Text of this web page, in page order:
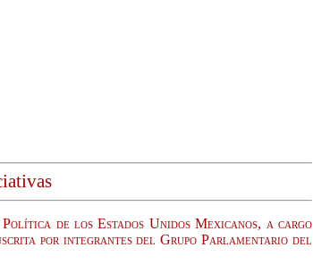
de los Estados Unidos Mexicanos, a cargo
por integrantes del Grupo Parlamentario del